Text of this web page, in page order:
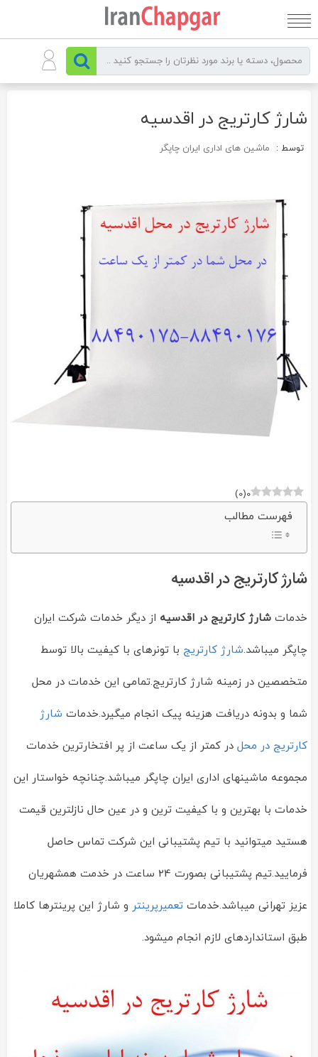
به
شارژ کارتریج در اقدسیه
توسط : ماشین های اداری ایران چاپگر
0
(
0
)
فهرست مطالب
شارژ کارتریج در اقدسیه
خدمات شارژ کارتریج در اقدسیه از دیگر خدمات شرکت ایران
چاپگر میباشد.شارژ کارتریج با تونرهای با کیفیت بالا توسط
متخصصین در زمینه شارژ کارتریج.تمامی این خدمات در محل
شما و بدونه دریافت هزینه پیک انجام میگیرد.خدمات شارژ
کارتریج در محل در کمتر از یک ساعت از پر افتخارترین خدمات
مجموعه ماشینهای اداری ایران چاپگر میباشد.چنانچه خواستار این
خدمات با بهترین و با کیفیت ترین و در عین حال نازلترین قیمت
هستید میتوانید با تیم پشتیبانی این شرکت تماس حاصل
فرمایید.تیم پشتیبانی بصورت 24 ساعت در خدمت همشهریان
عزیز تهرانی میباشد.خدمات تعمیرپرینتر و شارژ این پرینترها کاملا
طبق استانداردهای لازم انجام میشود.